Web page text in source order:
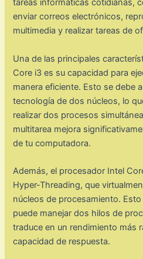
tareas informáticas cotidianas,
enviar correos electrónicos,
multimedia y realizar tareas de
Una de las principales
Core i3 es su capacidad para
manera eficiente. Esto se debe
tecnología de dos núcleos, lo
realizar dos procesos
multitarea mejora
de tu computadora.
Además, el procesador Intel
Hyper-Threading, que
núcleos de procesamiento.
puede manejar dos hilos de
traduce en un rendimiento más
capacidad de respuesta.